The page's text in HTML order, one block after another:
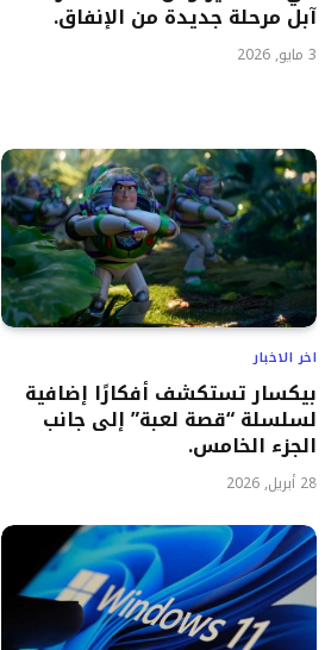
آبل مرحلة جديدة من الإنفاق.
3 مايو, 2026
اخر الاخبار
بيكسار تستكشف أفكارًا إضافية
لسلسلة “قصة لعبة” إلى جانب
الجزء الخامس.
28 أبريل, 2026